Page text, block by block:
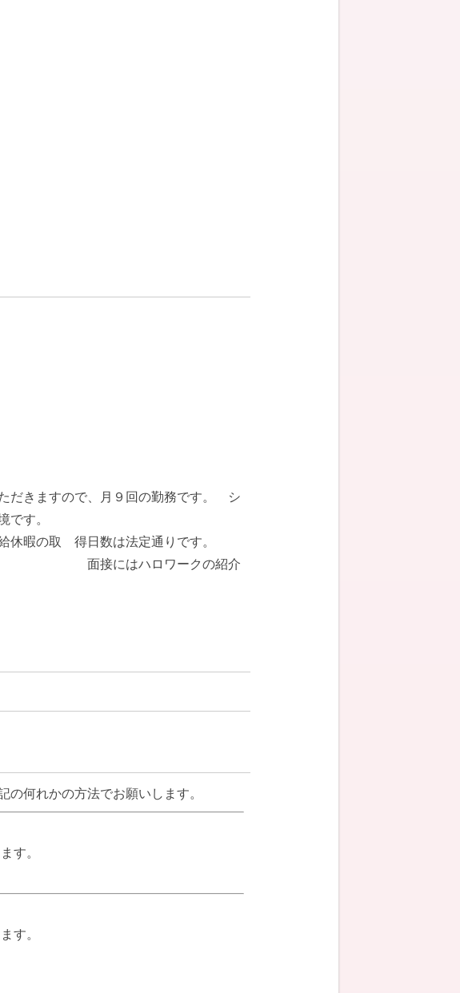
だきますので、月９回の勤務です。 シ
です。
休暇の取 得日数は法定通りです。
さい。 面接にはハロワークの紹介
何れかの方法でお願いします。
す。
す。